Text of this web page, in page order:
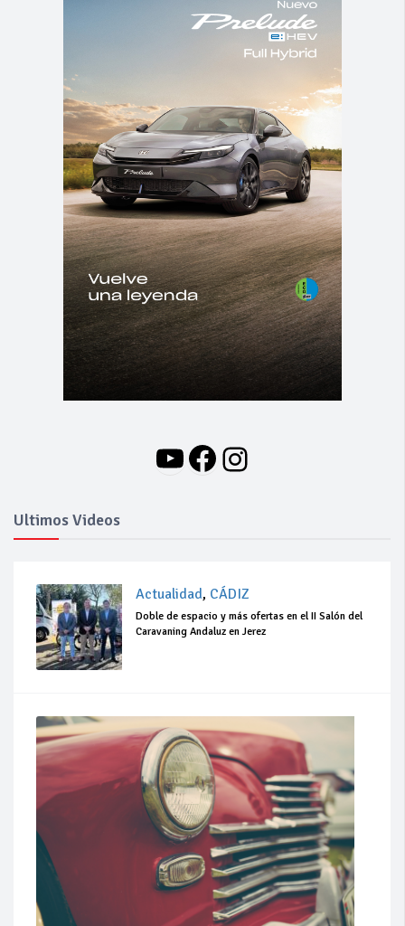
YouTube
Facebook
Instagram
Ultimos Videos
Actualidad, CÁDIZ
Doble de espacio y más ofertas en el II Salón del
Caravaning Andaluz en Jerez